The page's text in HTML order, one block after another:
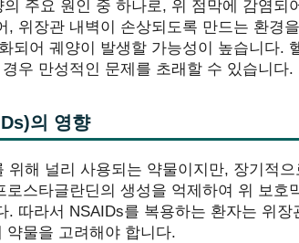
주요 원인 중 하나로, 위 점막에 감염되
위장관 내벽이 손상되도록 만드는 환경
되어 궤양이 발생할 가능성이 높습니다.
우 만성적인 문제를 초래할 수 있습니다.
의 영향
위해 널리 사용되는 약물이지만, 장기적
스타글란딘의 생성을 억제하여 위 보호
따라서 NSAIDs를 복용하는 환자는 위장
약물을 고려해야 합니다.